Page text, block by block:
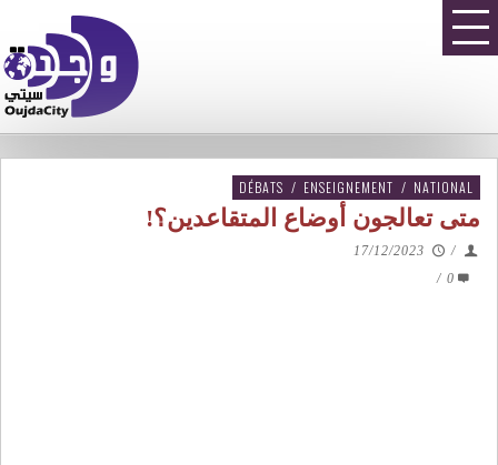
DÉBATS / ENSEIGNEMENT / NATIONAL
متى تعالجون أوضاع المتقاعدين؟!
/
17/12/2023
0
/